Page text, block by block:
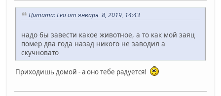
Цитата: Leo от января 8, 2019, 14:43
надо бы завести какое животное, а то как мой заяц
помер два года назад никого не заводил а
скучновато
Приходишь домой - а оно тебе радуется!